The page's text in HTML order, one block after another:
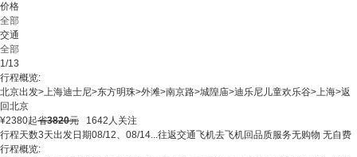
价格
全部
交通
全部
1/13
行程概览:
北京出发>上海迪士尼>东方明珠>外滩>南京路>城隍庙>迪乐尼儿童欢乐谷>上海>返
回北京
¥2380起省3820元
1642人关注
行程天数3天出发日期08/12、08/14...往返交通飞机去飞机回品质服务无购物 无自费
行程概览: